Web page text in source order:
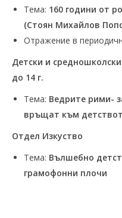
Тема: 160 години от
(Стоян Михайлов
Отражение в
Детски и
до 14 г.
Тема: Ведрите рими-
връщат към
Отдел Изкуство
Тема: Вълшебно
грамофонни плочи